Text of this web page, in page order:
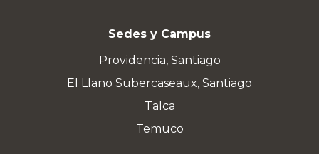
Sedes y Campus
Providencia, Santiago
El Llano Subercaseaux, Santiago
Talca
Temuco